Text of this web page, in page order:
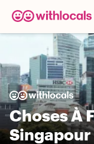
Choses À
Singapour